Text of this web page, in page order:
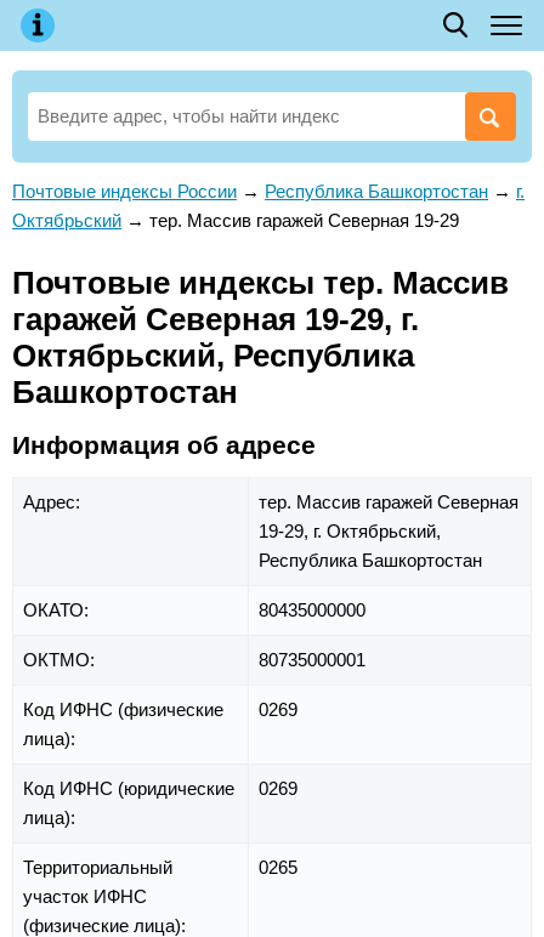
Почтовые индексы России → Республика Башкортостан → г.
Октябрьский → тер. Массив гаражей Северная 19-29
Почтовые индексы тер. Массив
гаражей Северная 19-29, г.
Октябрьский, Республика
Башкортостан
Информация об адресе
Адрес:
тер. Массив гаражей Северная
19-29, г. Октябрьский,
Республика Башкортостан
ОКАТО: 80435000000
ОКТМО: 80735000001
Код ИФНС (физические
лица):
0269
Код ИФНС (юридические
лица):
0269
Территориальный
участок ИФНС
(физические лица):
0265